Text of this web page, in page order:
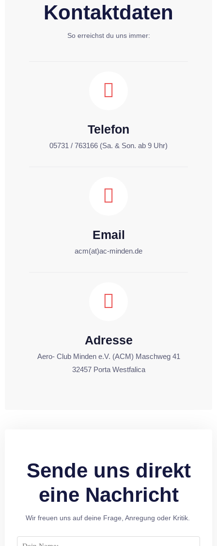
Kontaktdaten
So erreichst du uns immer:
Telefon
05731 / 763166 (Sa. & Son. ab 9 Uhr)
Email
acm(at)ac-minden.de
Adresse
Aero- Club Minden e.V. (ACM) Maschweg 41
32457 Porta Westfalica
Sende uns direkt
eine Nachricht
Wir freuen uns auf deine Frage, Anregung oder Kritik.